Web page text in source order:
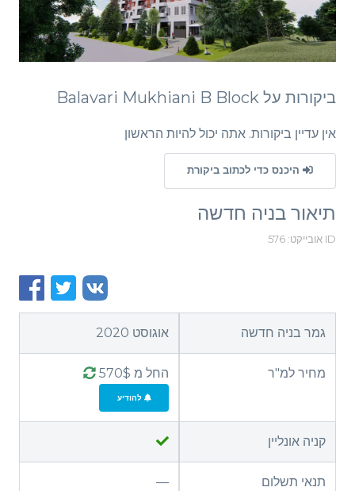
ביקורות על Balavari Mukhiani B Block
אין עדיין ביקורות. אתה יכול להיות הראשון
היכנס כדי לכתוב ביקורת
תיאור בניה חדשה
ID אובייקט: 576
גמר בניה חדשה אוגוסט 2020
מחיר למ"ר החל מ 570$
להודיע
קניה אונליין
תנאי תשלום —